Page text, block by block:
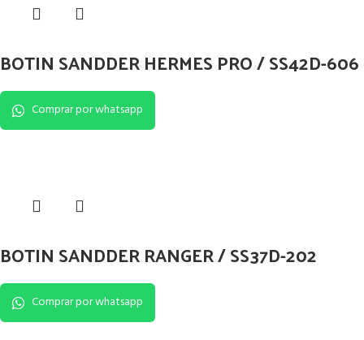
BOTIN SANDDER HERMES PRO / SS42D-606
Comprar por whatsapp
BOTIN SANDDER RANGER / SS37D-202
Comprar por whatsapp